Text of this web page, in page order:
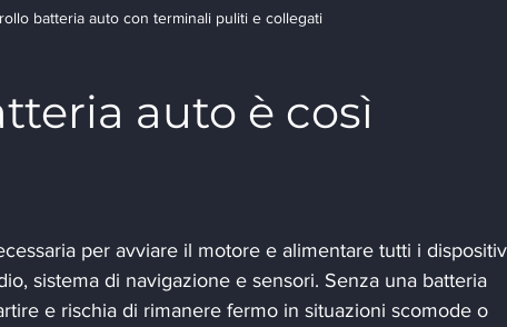
batteria auto con terminali puliti e collegati
auto è così
per avviare il motore e alimentare tutti i
sistema di navigazione e sensori. Senza una batteria
e rischia di rimanere fermo in situazioni scomode o